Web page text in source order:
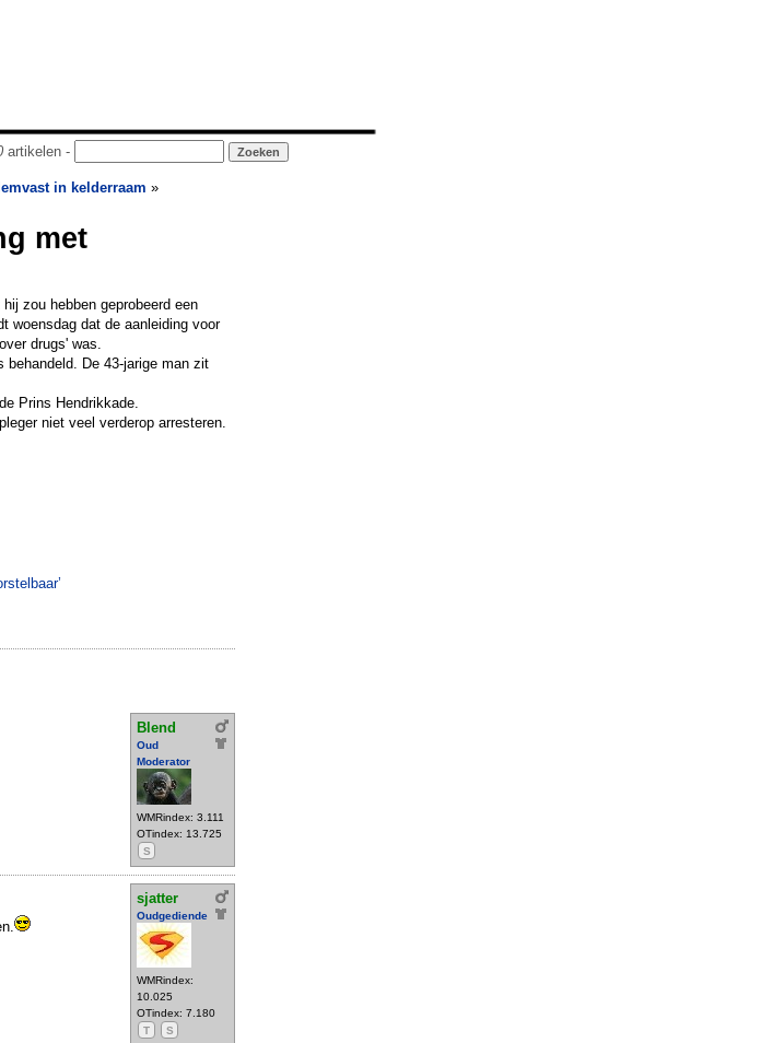
artikelen -
in kelderraam »
met
zou hebben geprobeerd een
woensdag dat de aanleiding voor
drugs' was.
behandeld. De 43-jarige man zit
Prins Hendrikkade.
niet veel verderop arresteren.
Blend
Oud
Moderator
WMRindex: 3.111
OTindex: 13.725
S
sjatter
Oudgediende
WMRindex:
10.025
OTindex: 7.180
T
S